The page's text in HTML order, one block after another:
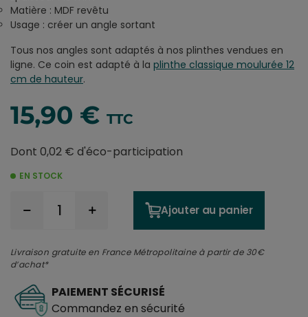
Matière : MDF revêtu
Usage : créer un angle sortant
Tous nos angles sont adaptés à nos plinthes vendues en
ligne. Ce coin est adapté à la plinthe classique moulurée 12
cm de hauteur.
15,90 € TTC
Dont 0,02 € d'éco-participation
EN STOCK
Ajouter au panier
Livraison gratuite en France Métropolitaine à partir de 30€
d’achat*
PAIEMENT SÉCURISÉ
Commandez en sécurité